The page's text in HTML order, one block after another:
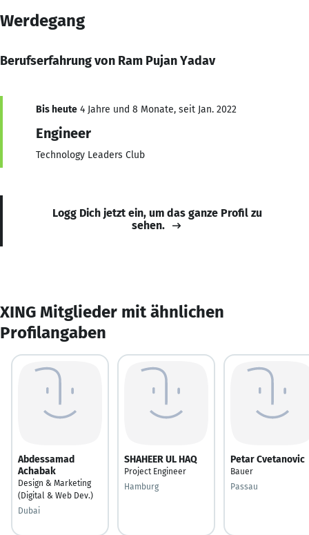
Werdegang
Berufserfahrung von Ram Pujan Yadav
Bis heute 4 Jahre und 8 Monate, seit Jan. 2022
Engineer
Technology Leaders Club
Logg Dich jetzt ein, um das ganze Profil zu
sehen.
XING Mitglieder mit ähnlichen
Profilangaben
Abdessamad
Achabak
Design & Marketing
(Digital & Web Dev.)
Dubai
SHAHEER UL HAQ
Project Engineer
Hamburg
Petar Cvetanovic
Bauer
Passau